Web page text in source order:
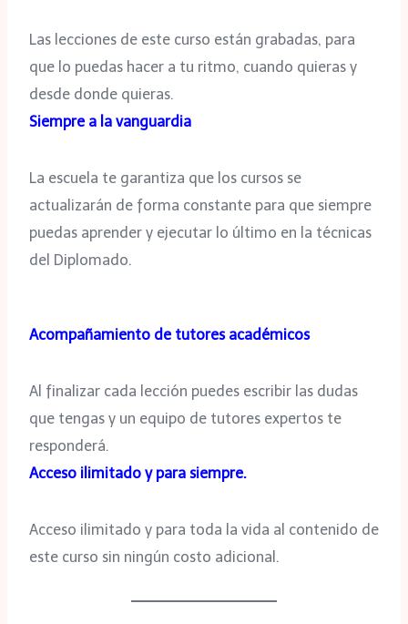
Las lecciones de este curso están grabadas, para
que lo puedas hacer a tu ritmo, cuando quieras y
desde donde quieras.
Siempre a la vanguardia
La escuela te garantiza que los cursos se
actualizarán de forma constante para que siempre
puedas aprender y ejecutar lo último en la técnicas
del Diplomado.
Acompañamiento de tutores académicos
Al finalizar cada lección puedes escribir las dudas
que tengas y un equipo de tutores expertos te
responderá.
Acceso ilimitado y para siempre.
Acceso ilimitado y para toda la vida al contenido de
este curso sin ningún costo adicional.